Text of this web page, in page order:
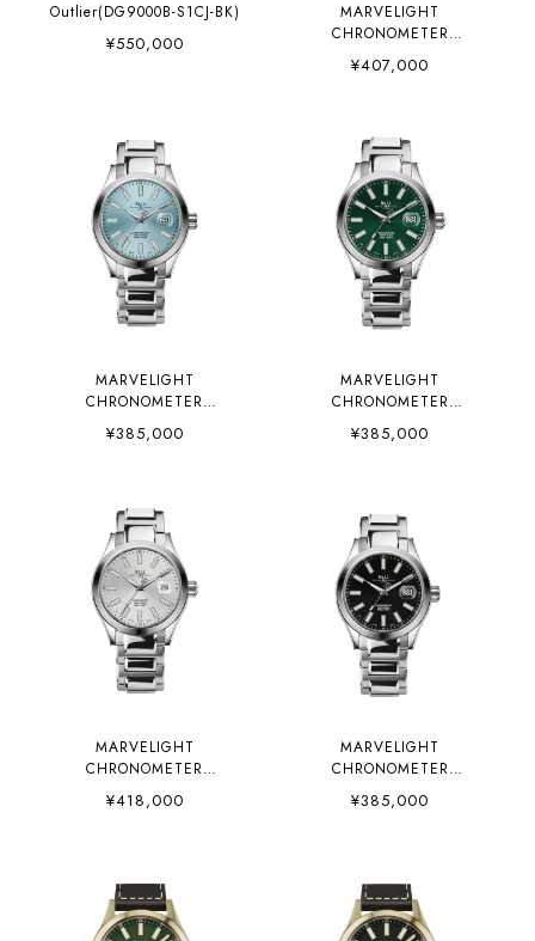
Outlier(DG9000B-S1CJ-BK)
¥550,000
MARVELIGHT
CHRONOMETER
(NM9026C-S33CJ-BK)
¥407,000
MARVELIGHT
CHRONOMETER
(NM9026C-S6CJ-IBE)
¥385,000
MARVELIGHT
CHRONOMETER
(NM9026C-S6CJ-GR)
¥385,000
MARVELIGHT
CHRONOMETER
(NM9026C-S6CJ-SL)
¥418,000
MARVELIGHT
CHRONOMETER
(NM9026C-S6CJ-BK)
¥385,000